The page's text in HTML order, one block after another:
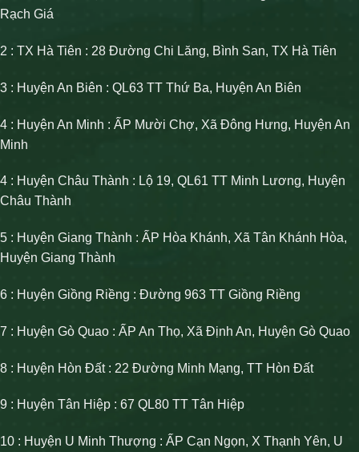
Rạch Giá
2 : TX Hà Tiên : 28 Đường Chi Lăng, Bình San, TX Hà Tiên
3 : Huyện An Biên : QL63 TT Thứ Ba, Huyện An Biên
4 : Huyện An Minh : ẤP Mười Chợ, Xã Đông Hưng, Huyện An
Minh
4 : Huyện Châu Thành : Lộ 19, QL61 TT Minh Lương, Huyện
Châu Thành
5 : Huyện Giang Thành : ẤP Hòa Khánh, Xã Tân Khánh Hòa,
Huyện Giang Thành
6 : Huyện Giồng Riềng : Đường 963 TT Giồng Riềng
7 : Huyện Gò Quao : ẤP An Thọ, Xã Định An, Huyện Gò Quao
8 : Huyện Hòn Đất : 22 Đường Minh Mạng, TT Hòn Đất
9 : Huyện Tân Hiệp : 67 QL80 TT Tân Hiệp
10 : Huyện U Minh Thượng : ẤP Cạn Ngọn, X Thạnh Yên, U